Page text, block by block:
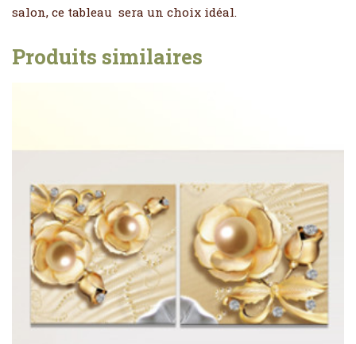
salon, ce tableau sera un choix idéal.
Produits similaires